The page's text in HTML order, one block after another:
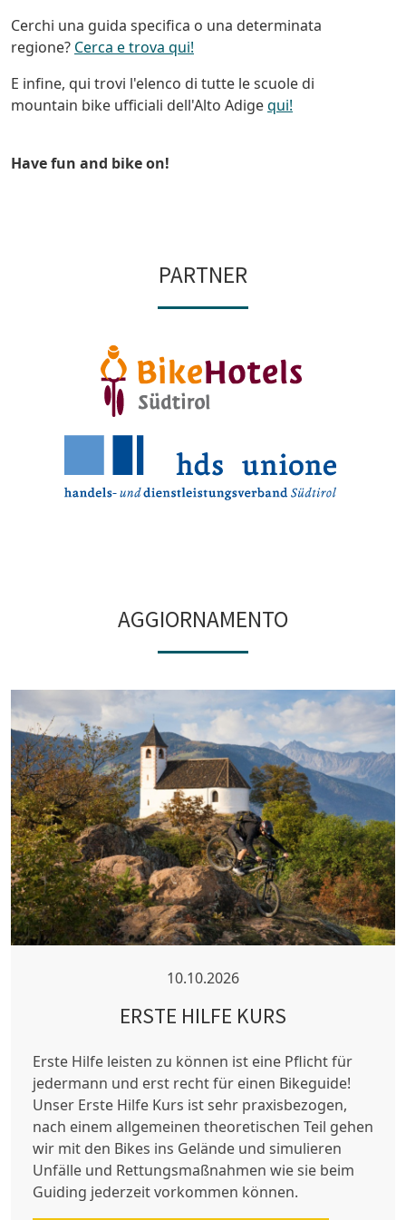
Cerchi una guida specifica o una determinata
regione? Cerca e trova qui!
E infine, qui trovi l'elenco di tutte le scuole di
mountain bike ufficiali dell'Alto Adigequi!
Have fun and bike on!
PARTNER
AGGIORNAMENTO
10.10.2026
ERSTE HILFE KURS
Erste Hilfe leisten zu können ist eine Pflicht für
jedermann und erst recht für einen Bikeguide!
Unser Erste Hilfe Kurs ist sehr praxisbezogen,
nach einem allgemeinen theoretischen Teil gehen
wir mit den Bikes ins Gelände und simulieren
Unfälle und Rettungsmaßnahmen wie sie beim
Guiding jederzeit vorkommen können.